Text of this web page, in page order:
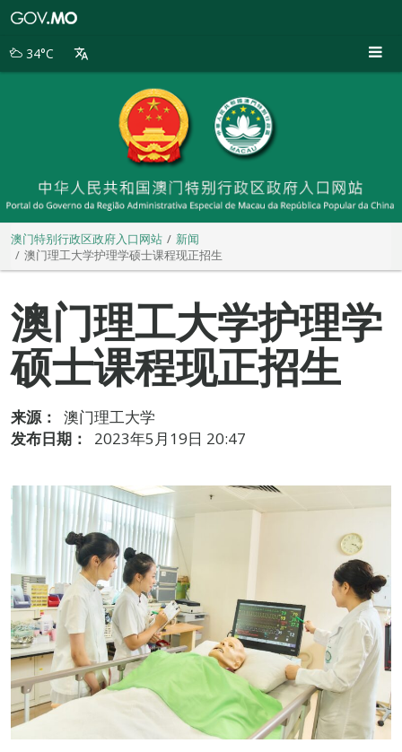
别
34°C
澳门特别行政区政府入口网站
新闻
澳门理工大学护理学硕士课程现正招生
澳门理工大学护理学
硕士课程现正招生
来源：
澳门理工大学
发布日期：
2023年5月19日 20:47